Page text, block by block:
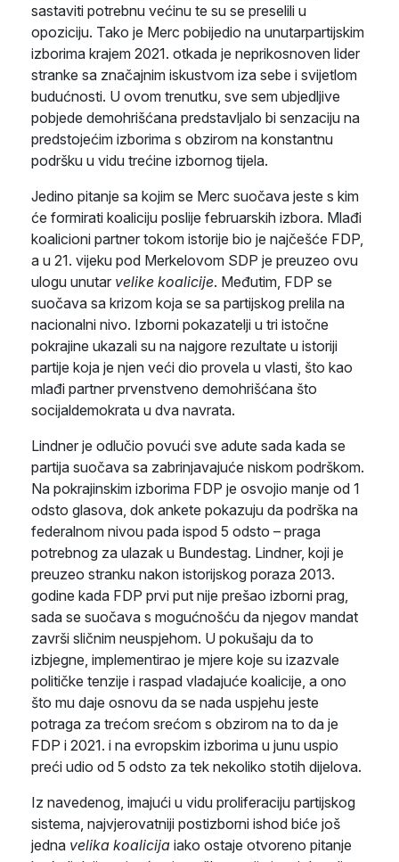
sastaviti potrebnu većinu te su se preselili u
opoziciju. Tako je Merc pobijedio na unutarpartijskim
izborima krajem 2021. otkada je neprikosnoven lider
stranke sa značajnim iskustvom iza sebe i svijetlom
budućnosti. U ovom trenutku, sve sem ubjedljive
pobjede demohrišćana predstavljalo bi senzaciju na
predstojećim izborima s obzirom na konstantnu
podršku u vidu trećine izbornog tijela.
Jedino pitanje sa kojim se Merc suočava jeste s kim
će formirati koaliciju poslije februarskih izbora. Mlađi
koalicioni partner tokom istorije bio je najčešće FDP,
a u 21. vijeku pod Merkelovom SDP je preuzeo ovu
ulogu unutar velike koalicije. Međutim, FDP se
suočava sa krizom koja se sa partijskog prelila na
nacionalni nivo. Izborni pokazatelji u tri istočne
pokrajine ukazali su na najgore rezultate u istoriji
partije koja je njen veći dio provela u vlasti, što kao
mlađi partner prvenstveno demohrišćana što
socijaldemokrata u dva navrata.
Lindner je odlučio povući sve adute sada kada se
partija suočava sa zabrinjavajuće niskom podrškom.
Na pokrajinskim izborima FDP je osvojio manje od 1
odsto glasova, dok ankete pokazuju da podrška na
federalnom nivou pada ispod 5 odsto – praga
potrebnog za ulazak u Bundestag. Lindner, koji je
preuzeo stranku nakon istorijskog poraza 2013.
godine kada FDP prvi put nije prešao izborni prag,
sada se suočava s mogućnošću da njegov mandat
završi sličnim neuspjehom. U pokušaju da to
izbjegne, implementirao je mjere koje su izazvale
političke tenzije i raspad vladajuće koalicije, a ono
što mu daje osnovu da se nada uspjehu jeste
potraga za trećom srećom s obzirom na to da je
FDP i 2021. i na evropskim izborima u junu uspio
preći udio od 5 odsto za tek nekoliko stotih dijelova.
Iz navedenog, imajući u vidu proliferaciju partijskog
sistema, najvjerovatniji postizborni ishod biće još
jedna velika koalicija iako ostaje otvoreno pitanje